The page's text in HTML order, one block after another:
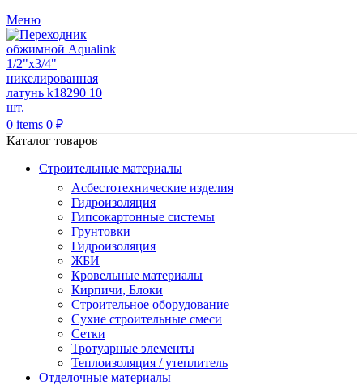
Меню
0 items 0 ₽
Каталог товаров
Строительные материалы
Асбестотехнические изделия
Гидроизоляция
Гипсокартонные системы
Грунтовки
Гидроизоляция
ЖБИ
Кровельные материалы
Кирпичи, Блоки
Строительное оборудование
Сухие строительные смеси
Сетки
Тротуарные элементы
Теплоизоляция / утеплитель
Отделочные материалы